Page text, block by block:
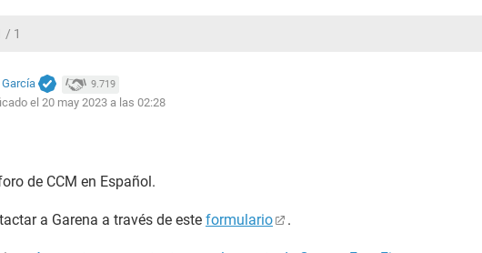
/ 1
9.719
el 20 may 2023 a las 02:28
de CCM en Español.
a Garena a través de este formulario .